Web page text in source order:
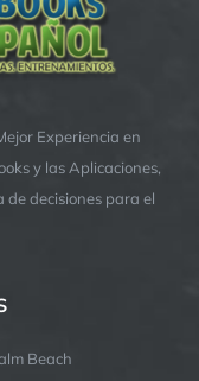
Experiencia en
y las Aplicaciones,
decisiones para el
Beach